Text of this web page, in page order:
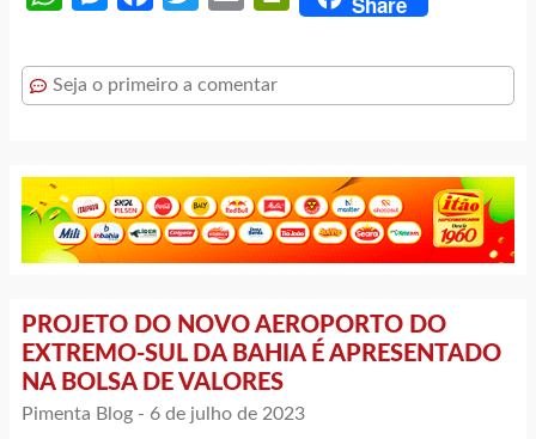
Seja o primeiro a comentar
PROJETO DO NOVO AEROPORTO DO
EXTREMO-SUL DA BAHIA É APRESENTADO
NA BOLSA DE VALORES
Pimenta Blog - 6 de julho de 2023